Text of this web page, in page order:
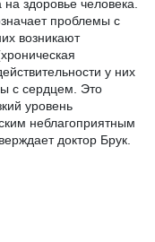
проблемы с
возникают
у них
с сердцем. Это
уровень
неблагоприятным
доктор Брук.